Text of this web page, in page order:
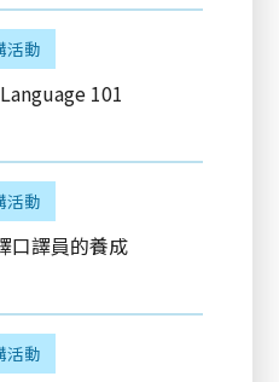
活動
101
活動
口譯員的養成
活動